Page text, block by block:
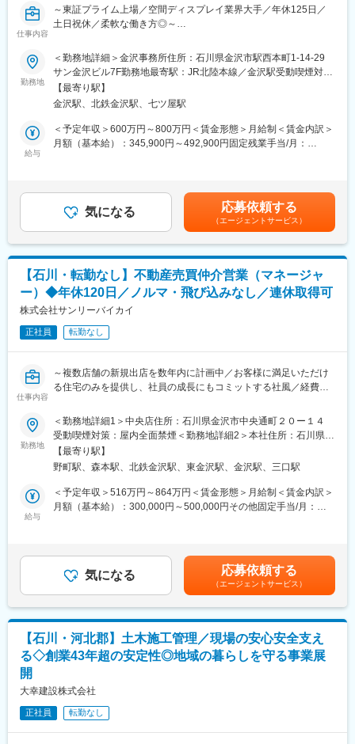
変更の範囲：会社の定める業務
スとなることが多いですが、当社では万全のサポート体制を整え
ているため、安心して業務に専念できます。宅地建物取引士など
性を高めるための環境を整えています。
■当社の強み：
・グループを通じた豊富な経験と多様なノウハウを活かし、ニッ
主様に寄り添った安心のサポート体制を整えています。地域の特
性を理解し、個々のニーズに応じた最適な提案を行えます。ノル
・サンリーグループは北陸を中心に、不動産賃貸仲介／管理、売
買仲介や住宅の建設／リフォームなど多岐にわたる事業を展開し
ています。2007年にかほく市で創業して以来、急速に事業やエリ
アを拡大してきました。
仕事内容
～東証プライム上場／空間ディスプレイ業界大手／年休125日／
土日祝休／柔軟な働き方◎～
■業務内容
北陸エリアを中心とした商業施設内の専門店やテナント（飲食・
物販）などの商空間創りに携るポジションです。
お客様との打合せ～デザイン・設計や制作・施施管理業務～引き
渡しまでをチームで一貫して行います。
総合職としての採用になりますが、得意分野に応じたアサインを
検討させていただきます。
事制度コースを用意しておりますので、1人ひとりの志向にあった
キャリアを積むことが可能です。
働きやすい環境が整っています。産休・育休取得率は100％。育
児による時短勤務や子の看護休暇は子供が小学校卒業まで利用可
能です。
■同社の魅力と特徴
【内装事業から総合空間プロデュース企業へ】
ショッピングセンターなどの大型商業施設から、個人飲食店や展
示会など、『空間を通じて、お客様の想いを形にする』商空間プ
ロデュース大手企業です。現在はオフィスビルやホテル、銀行な
どへも事業領域も拡大しています。また、デザイン特化の部署を
伸びています。
【多様なキャリア形成が可能◎】
マネジメントコース／プロフェッショナルコース等、複数の人事
制度コースを用意しているため、管理職でないと給与が上がらな
事が可能です。
・携われる案件のジャンル幅が広いため、スキルアップに繋がる
・条件が良い（在宅勤務やフレックス、年収が上がる等
勤務地
＜勤務地詳細＞金沢事務所住所：石川県金沢市駅西本町1-14-29
サン金沢ビル7F勤務地最寄駅：JR北陸本線／金沢駅受動喫煙対
策：屋内全面禁煙
【最寄り駅】
金沢駅、北鉄金沢駅、七ツ屋駅
給与
＜予定年収＞600万円～800万円＜賃金形態＞月給制＜賃金内訳＞
月額（基本給）：345,900円～492,900円固定残業手当/月：
は想定年収となりますので、経験やスキルに応じて前後する場合
もございます。チーフ層 平均600万・36歳賞与 年2回支給※固
定時間外手当 20時間分含む※固定時間外外当を超える分は差額
分をを給しま賃金はあくまでも目安の金額であり、選考を通じて
上下する可能性があります。月給(月額)は固定手当を含めた表記で
す。
気になる 応募依頼する
（エージェントサービス）
【石川・転勤なし】不動産売買仲介営業（マネージャ
ー）◆年休120日／ノルマ・飛び込みなし／連休取得可
株式会社サンリーバイカイ
正社員 転勤なし
仕事内容
～複数店舗の新規出店を数年内に計画中／お客様に満足いただけ
る住宅のみを提供し、社員の成長にもコミットする社風／経費は
■仕事内容：
分譲戸建の販売や注文住宅の紹介をお任せします。
■主な仕事内容：
・新規物件の情報収集⇒『HOUSE DO』のサイトに情報を掲載
・物件に関する問合せが来たら資金計画などの対応
◎eラーニングやハウスドゥ研修、OJTといった充実した制度が整
っており、未経験でも安心して業務に取り組めます。さらに、年
功序列ではないため、実力次第で早期のキャリアアップが可能で
と組み合わせることで、最長8日間の連続休暇を取得できます。
◎PCや携帯電話、その他の経費を全て会社が負担します。フルコ
ミッションの会社では、自己負担が多く、収入の不安定さがスト
えているため、安心して業務に専念できます。
度を設けており、専門性を高めるための環境を整えています。
勤務地
＜勤務地詳細1＞中央店住所：石川県金沢市中央通町２０ー１４
受動喫煙対策：屋内全面禁煙＜勤務地詳細2＞本社住所：石川県金
沢市福久2-1 受動喫煙対策：屋内全面禁煙
【最寄り駅】
野町駅、森本駅、北鉄金沢駅、東金沢駅、金沢駅、三口駅
給与
＜予定年収＞516万円～864万円＜賃金形態＞月給制＜賃金内訳＞
月額（基本給）：300,000円～500,000円その他固定手当/月：
くまでも目安の金額であり、選考を通じて上下する可能性があり
ます。月給(月額)は固定手当を含めた表記です。
気になる 応募依頼する
（エージェントサービス）
【石川・河北郡】土木施工管理／現場の安心安全支え
る◇創業43年超の安定性◎地域の暮らしを守る事業展
開
大幸建設株式会社
正社員 転勤なし